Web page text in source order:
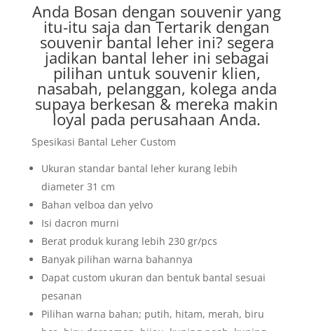
Anda Bosan dengan souvenir yang
itu-itu saja dan Tertarik dengan
souvenir bantal leher ini? segera
jadikan bantal leher ini sebagai
pilihan untuk souvenir klien,
nasabah, pelanggan, kolega anda
supaya berkesan & mereka makin
loyal pada perusahaan Anda.
Spesikasi Bantal Leher Custom
Ukuran standar bantal leher kurang lebih
diameter 31 cm
Bahan velboa dan yelvo
Isi dacron murni
Berat produk kurang lebih 230 gr/pcs
Banyak pilihan warna bahannya
Dapat custom ukuran dan bentuk bantal sesuai
pesanan
Pilihan warna bahan; putih, hitam, merah, biru